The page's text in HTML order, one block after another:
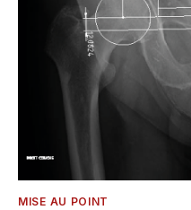
MISE AU POINT